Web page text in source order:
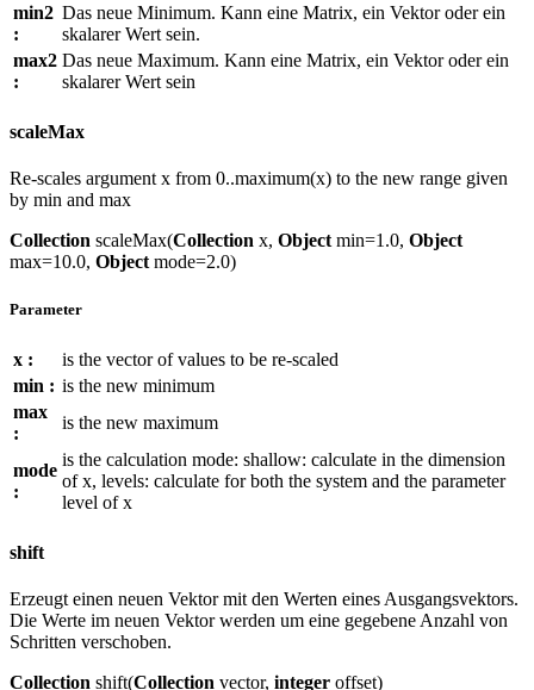
min2
:
Das neue Minimum. Kann eine Matrix, ein Vektor oder ein
skalarer Wert sein.
max2
:
Das neue Maximum. Kann eine Matrix, ein Vektor oder ein
skalarer Wert sein
scaleMax
Re-scales argument x from 0..maximum(x) to the new range given
by min and max
Collection scaleMax(Collection x, Object min=1.0, Object
max=10.0, Object mode=2.0)
Parameter
x :
is the vector of values to be re-scaled
min : is the new minimum
max
:
is the new maximum
mode
:
is the calculation mode: shallow: calculate in the dimension
of x, levels: calculate for both the system and the parameter
level of x
shift
Erzeugt einen neuen Vektor mit den Werten eines Ausgangsvektors.
Die Werte im neuen Vektor werden um eine gegebene Anzahl von
Schritten verschoben.
Collection shift(Collection vector, integer offset)